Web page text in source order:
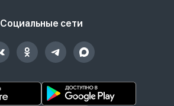
Социальные сети